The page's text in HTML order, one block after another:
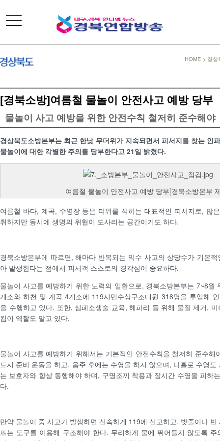
toggle
navigation
HOME > 경상
[경북소방]여름철 물놀이 안전사고 예방 당부
물놀이 사고 예방을 위한 안전수칙 철저히 준수해야
경상북도소방본부는 최근 한낮 무더위가 지속되면서 피서지를 찾는 인
물놀이에 대한 각별한 주의를 당부한다고 21일 밝혔다.
여름철 물놀이 안전사고 예방 당부[경북소방본부
여름철 바다, 계곡, 수영장 등은 더위를 식히는 대표적인 피서지로, 많
취하지만 동시에 생명의 위협이 도사리는 공간이기도 하다.
경북소방본부에 따르면, 해마다 반복되는 익수 사고의 상당수가 기본
아 발생한다는 점에서 피서객 스스로의 경각심이 중요하다.
물놀이 사고를 예방하기 위한 노력의 일환으로, 경북소방본부는 7~8월
개소와 하천 및 계곡 4개소에 119시민수상구조대원 318명을 투입해
을 수행하고 있다. 또한, 심폐소생술 교육, 해파리 등 위해 물질 제거,
킴이 역할도 맡고 있다.
물놀이 사고를 예방하기 위해서는 기본적인 안전수칙을 철저히 준수해
드시 준비 운동을 하고, 음주 후에는 수영을 하지 않으며, 나홀로 수영
는 보호자와 항상 동행해야 하며, 구명조끼 착용과 장시간 수영을 피하
다.
만약 물놀이 중 사고가 발생하면 신속하게 119에 신고하고, 밧줄이나
뜨는 도구를 이용해 구조해야 한다. 무리하게 물에 뛰어들지 않도록